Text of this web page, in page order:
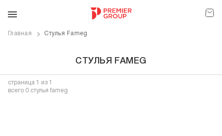
Главная Стулья Fameg
СТУЛЬЯ FAMEG
страница 1
из 1
всего 0 стулья fameg